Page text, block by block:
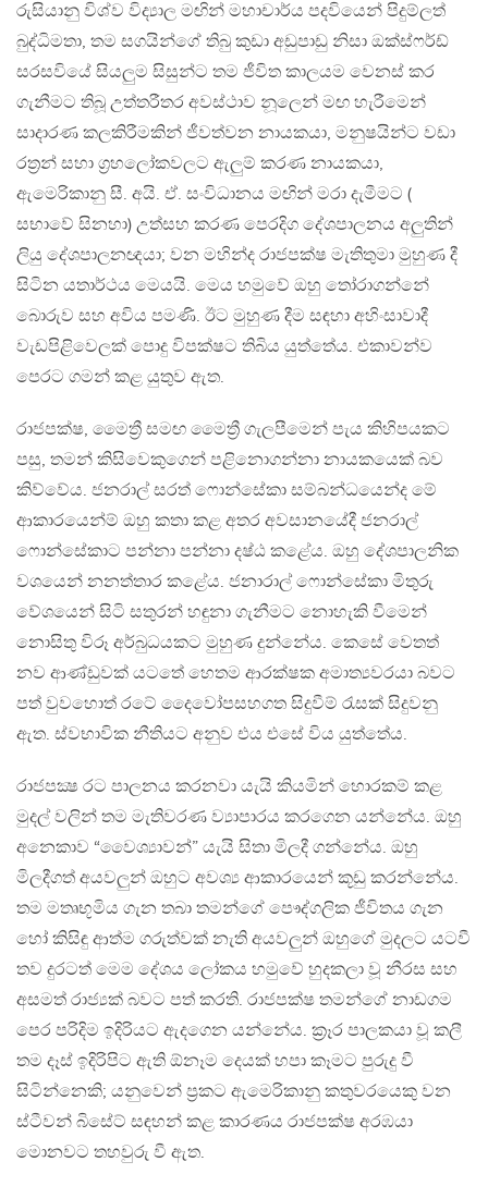
රුසියානු විශ්ව විද්‍යාල මඟින් මහාචාර්ය පදවියෙන් පිදුම්ලත්
බුද්ධිමතා, තම සගයින්ගේ තිබු කුඩා අඩුපාඩු නිසා ඔක්ස්ෆර්ඩ්
සරසවියේ සියලුම සිසුන්ට තම ජීවිත කාලයම වෙනස් කර
ගැනීමට තිබූ උත්තරීතර අවස්ථාව නූලෙන් මඟ හැරීමෙන්
සාදාරණ කලකිරීමකින් ජීවත්වන නායකයා, මනුෂයින්ට වඩා
රත්‍රන් සහා ග්‍රහලෝකවලට ඇලුම් කරණ නායකයා,
ඇමෙරිකානු සී. අයි. ඒ. සංවිධානය මඟින් මරා දැමීමට (
සභාවේ සිනහා) උත්සහ කරණ පෙරදිග දේශපාලනය අලුතින්
ලියු දේශපාලනඥයා; වන මහින්ද රාජපක්ෂ මැතිතුමා මුහුණ දී
සිටින යතාර්ථය මෙයයි. මෙය හමුවේ ඔහු තෝරාගන්නේ
බොරුව සහ අවිය පමණි. ඊට මුහුණ දීම සඳහා අහිංසාවාදී
වැඩපිළිවෙලක් පොදු විපක්ෂට තිබිය යුත්තේය. එකාවන්ව
පෙරට ගමන් කළ යුතුව ඇත.
රාජපක්ෂ, මෛත්‍රී සමඟ මෛත්‍රී ගැලපීමෙන් පැය කිහිපයකට
පසු, තමන් කිසිවෙකුගෙන් පළිනොගන්නා නායකයෙක් බව
කිව්වේය. ජනරාල් සරත් ෆොන්සේකා සම්බන්ධයෙන්ද මේ
ආකාරයෙන්ම් ඔහු කතා කළ අතර අවසානයේදී ජනරාල්
ෆොන්සේකාට පන්නා පන්නා දෂ්ඨ කළේය. ඔහු දේශපාලනික
වශයෙන් නනත්තාර කළේය. ජනාරාල් ෆොන්සේකා මිතුරු
වේශයෙන් සිටි සතුරන් හඳුනා ගැනීමට නොහැකි වීමෙන්
නොසිතු විරූ අර්බුධයකට මුහුණ දුන්නේය. කෙසේ වෙතත්
නව ආණ්ඩුවක් යටතේ හෙතම ආරක්ෂක අමාත්‍යවරයා බවට
පත් වුවහොත් රටේ දෛවෝපසහගත සිදුවීම් රැසක් සිදුවනු
ඇත. ස්වභාවික නීතියට අනුව එය එසේ විය යුත්තේය.
රාජපක්‍ෂ රට පාලනය කරනවා යැයි කියමින් හොරකම් කළ
මුදල් වලින් තම මැතිවරණ ව්‍යාපාරය කරගෙන යන්නේය. ඔහු
අනෙකාව “වෛශ්‍යාවන්” යැයි සිතා මිලදී ගන්නේය. ඔහු
මිලදීගත් අයවලුන් ඔහුට අවශ්‍ය ආකාරයෙන් කූඩු කරන්නේය.
තම මතෘභූමිය ගැන තබා තමන්ගේ පෞද්ගලික ජීවිතය ගැන
හෝ කිසිඳු ආත්ම ගරුත්වක් නැති අයවලුන් ඔහුගේ මුදලට යටවී
තව දුරටත් මෙම දේශය ලෝකය හමුවේ හුදකලා වූ නීරස සහ
අසමත් රාජ්‍යක් බවට පත් කරති. රාජපක්ෂ තමන්ගේ නාඩගම
පෙර පරිදිම ඉදිරියට ඇදගෙන යන්නේය. ක්‍රෑර පාලකයා වූ කලී
තම දෑස් ඉදිරිපිට ඇති ඕනෑම දෙයක් හපා කෑමට පුරුදු වී
සිටින්නෙකි; යනුවෙන් ප්‍රකට ඇමෙරිකානු කතුවරයෙකු වන
ස්ටීවන් බිසේට් සඳහන් කළ කාරණය රාජපක්ෂ අරඹයා
මොනවට තහවුරු වී ඇත.